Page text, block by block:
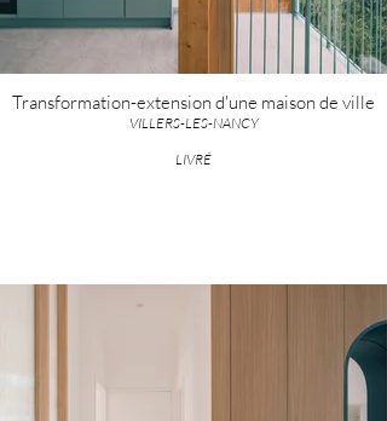
Transformation-extension d'une maison de ville
VILLERS-LES-NANCY
LIVRÉ